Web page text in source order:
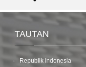
TAUTAN
Republik Indonesia